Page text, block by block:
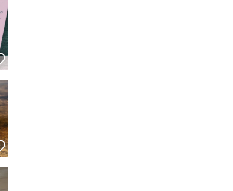
ているものではありません
24時間以内＆設定した発送日数内に発送してい
24時間以内に発送しています
発送日数内に発送しています
いいね！
いいね！